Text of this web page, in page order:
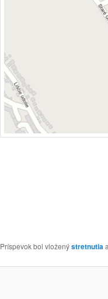
Príspevok bol vloženýstretnutia